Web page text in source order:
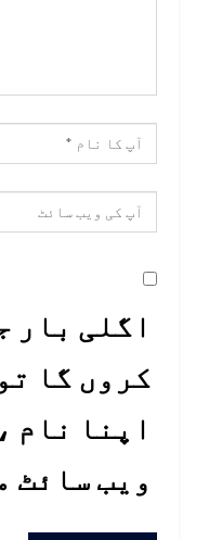
اگلی بار
کروں گا
اپنا نام
ویب سائٹ